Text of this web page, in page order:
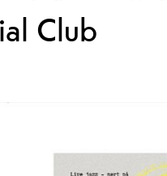
Club